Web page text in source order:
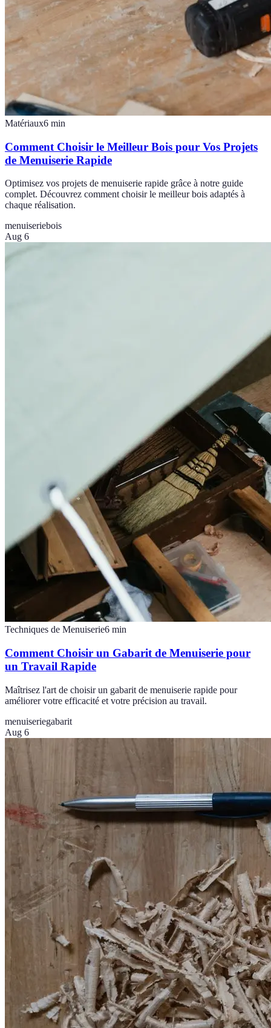
Matériaux6 min
Comment Choisir le Meilleur Bois pour Vos Projets
de Menuiserie Rapide
Optimisez vos projets de menuiserie rapide grâce à notre guide
complet. Découvrez comment choisir le meilleur bois adaptés à
chaque réalisation.
menuiseriebois
Aug 6
Techniques de Menuiserie6 min
Comment Choisir un Gabarit de Menuiserie pour
un Travail Rapide
Maîtrisez l'art de choisir un gabarit de menuiserie rapide pour
améliorer votre efficacité et votre précision au travail.
menuiseriegabarit
Aug 6